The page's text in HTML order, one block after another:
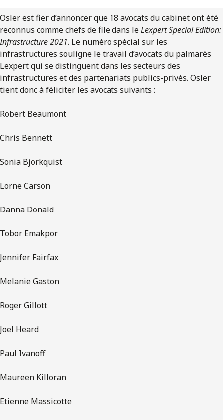
Osler est fier d’annoncer que 18 avocats du cabinet ont été
reconnus comme chefs de file dans leLexpert Special Edition:
Infrastructure 2021. Le numéro spécial sur les
infrastructures souligne le travail d’avocats du palmarès
Lexpert qui se distinguent dans les secteurs des
infrastructures et des partenariats publics-privés. Osler
tient donc à féliciter les avocats suivants :
Robert Beaumont
Chris Bennett
Sonia Bjorkquist
Lorne Carson
Danna Donald
Tobor Emakpor
Jennifer Fairfax
Melanie Gaston
Roger Gillott
Joel Heard
Paul Ivanoff
Maureen Killoran
Etienne Massicotte